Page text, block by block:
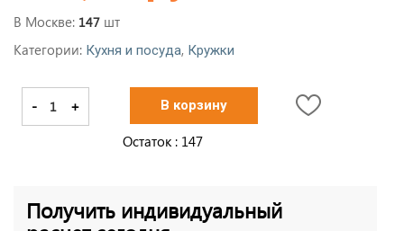
В Москве: 147 шт
Категории: Кухня и посуда, Кружки
- + В корзину
Остаток : 147
Получить индивидуальный